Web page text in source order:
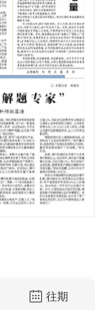
往期